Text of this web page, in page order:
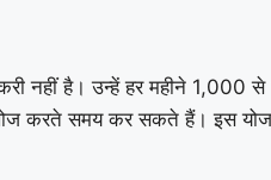
नहीं है। उन्हें हर महीने 1,000 से
करते समय कर सकते हैं। इस